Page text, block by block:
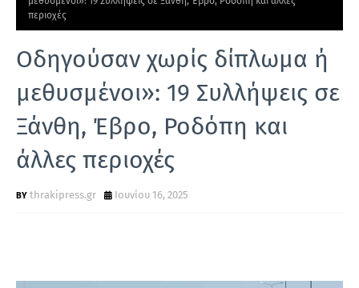
Κ
Ι
Ρ
Η
περιοχές
Οδηγούσαν χωρίς δίπλωμα ή
μεθυσμένοι»: 19 Συλλήψεις σε
Ξάνθη, Έβρο, Ροδόπη και
άλλες περιοχές
thrakipress.gr Ιουνίου 16, 2025